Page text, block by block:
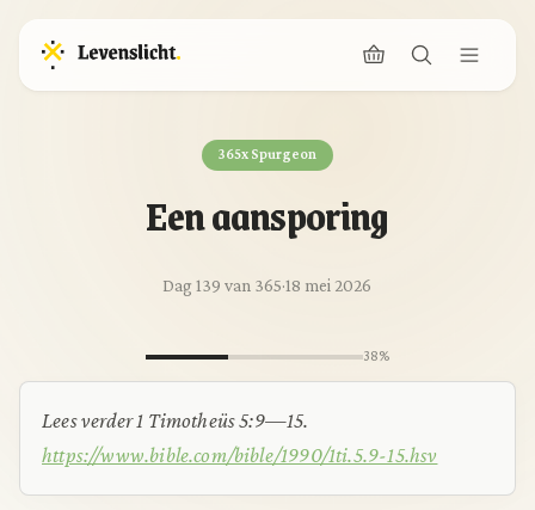
365x Spurgeon
Een aansporing
Dag 139 van 365·18 mei 2026
38%
Lees verder 1 Timotheüs 5:9—15.
https://www.bible.com/bible/1990/1ti.5.9-15.hsv